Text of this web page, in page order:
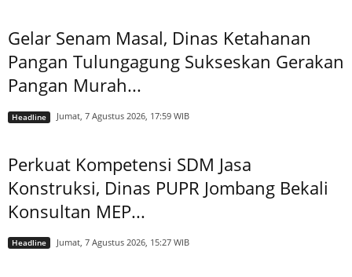
Gelar Senam Masal, Dinas Ketahanan
Pangan Tulungagung Sukseskan Gerakan
Pangan Murah...
Headline Jumat, 7 Agustus 2026, 17:59 WIB
Perkuat Kompetensi SDM Jasa
Konstruksi, Dinas PUPR Jombang Bekali
Konsultan MEP...
Headline Jumat, 7 Agustus 2026, 15:27 WIB